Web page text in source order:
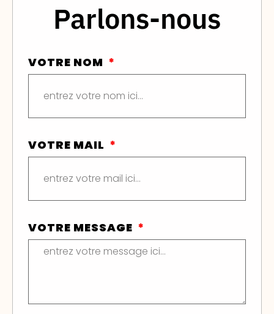
Parlons-nous
VOTRE NOM
VOTRE MAIL
VOTRE MESSAGE